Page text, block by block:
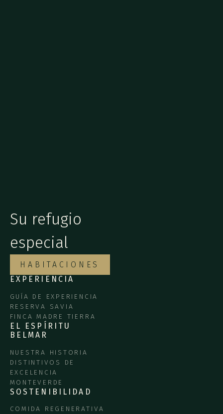
Su refugio
especial
HABITACIONES
EXPERIENCIA
GUÍA DE EXPERIENCIA
RESERVA SAVIA
FINCA MADRE TIERRA
EL ESPÍRITU
BELMAR
NUESTRA HISTORIA
DISTINTIVOS DE
EXCELENCIA
MONTEVERDE
SOSTENIBILIDAD
COMIDA REGENERATIVA